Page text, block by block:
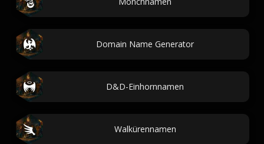
Domain Name Generator
D&D-Einhornnamen
Walkürennamen